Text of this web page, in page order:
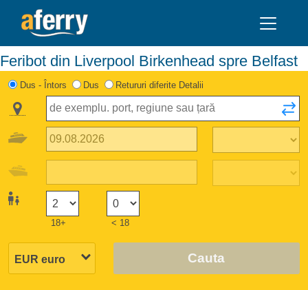
Feribot din Liverpool Birkenhead spre Belfast
Dus - Întors Dus Retururi diferite Detalii
18+ < 18
Cauta